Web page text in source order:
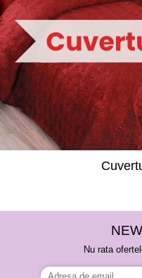
Nu rata